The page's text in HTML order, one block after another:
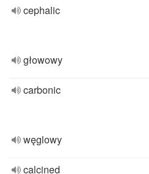
cephalic
głowowy
carbonic
węglowy
calcined